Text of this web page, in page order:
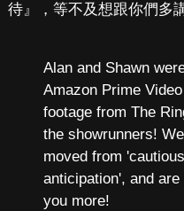
待』，等不及想跟你們多
Alan and Shawn
Amazon Prime
footage from The
the showrunners!
moved from
anticipation', and
you more!